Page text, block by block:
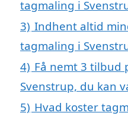
tagmaling i
3) Indhent altid
tagmaling i
4) Få nemt 3 tilbud
Svenstrup, du kan
5) Hvad koster